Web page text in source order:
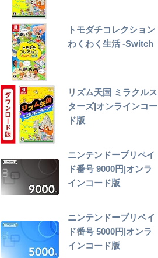
トモダチコレクション
わくわく生活 -Switch
リズム天国 ミラクルス
ターズ|オンラインコー
ド版
ニンテンドープリペイ
ド番号 9000円|オンラ
インコード版
ニンテンドープリペイ
ド番号 5000円|オンラ
インコード版